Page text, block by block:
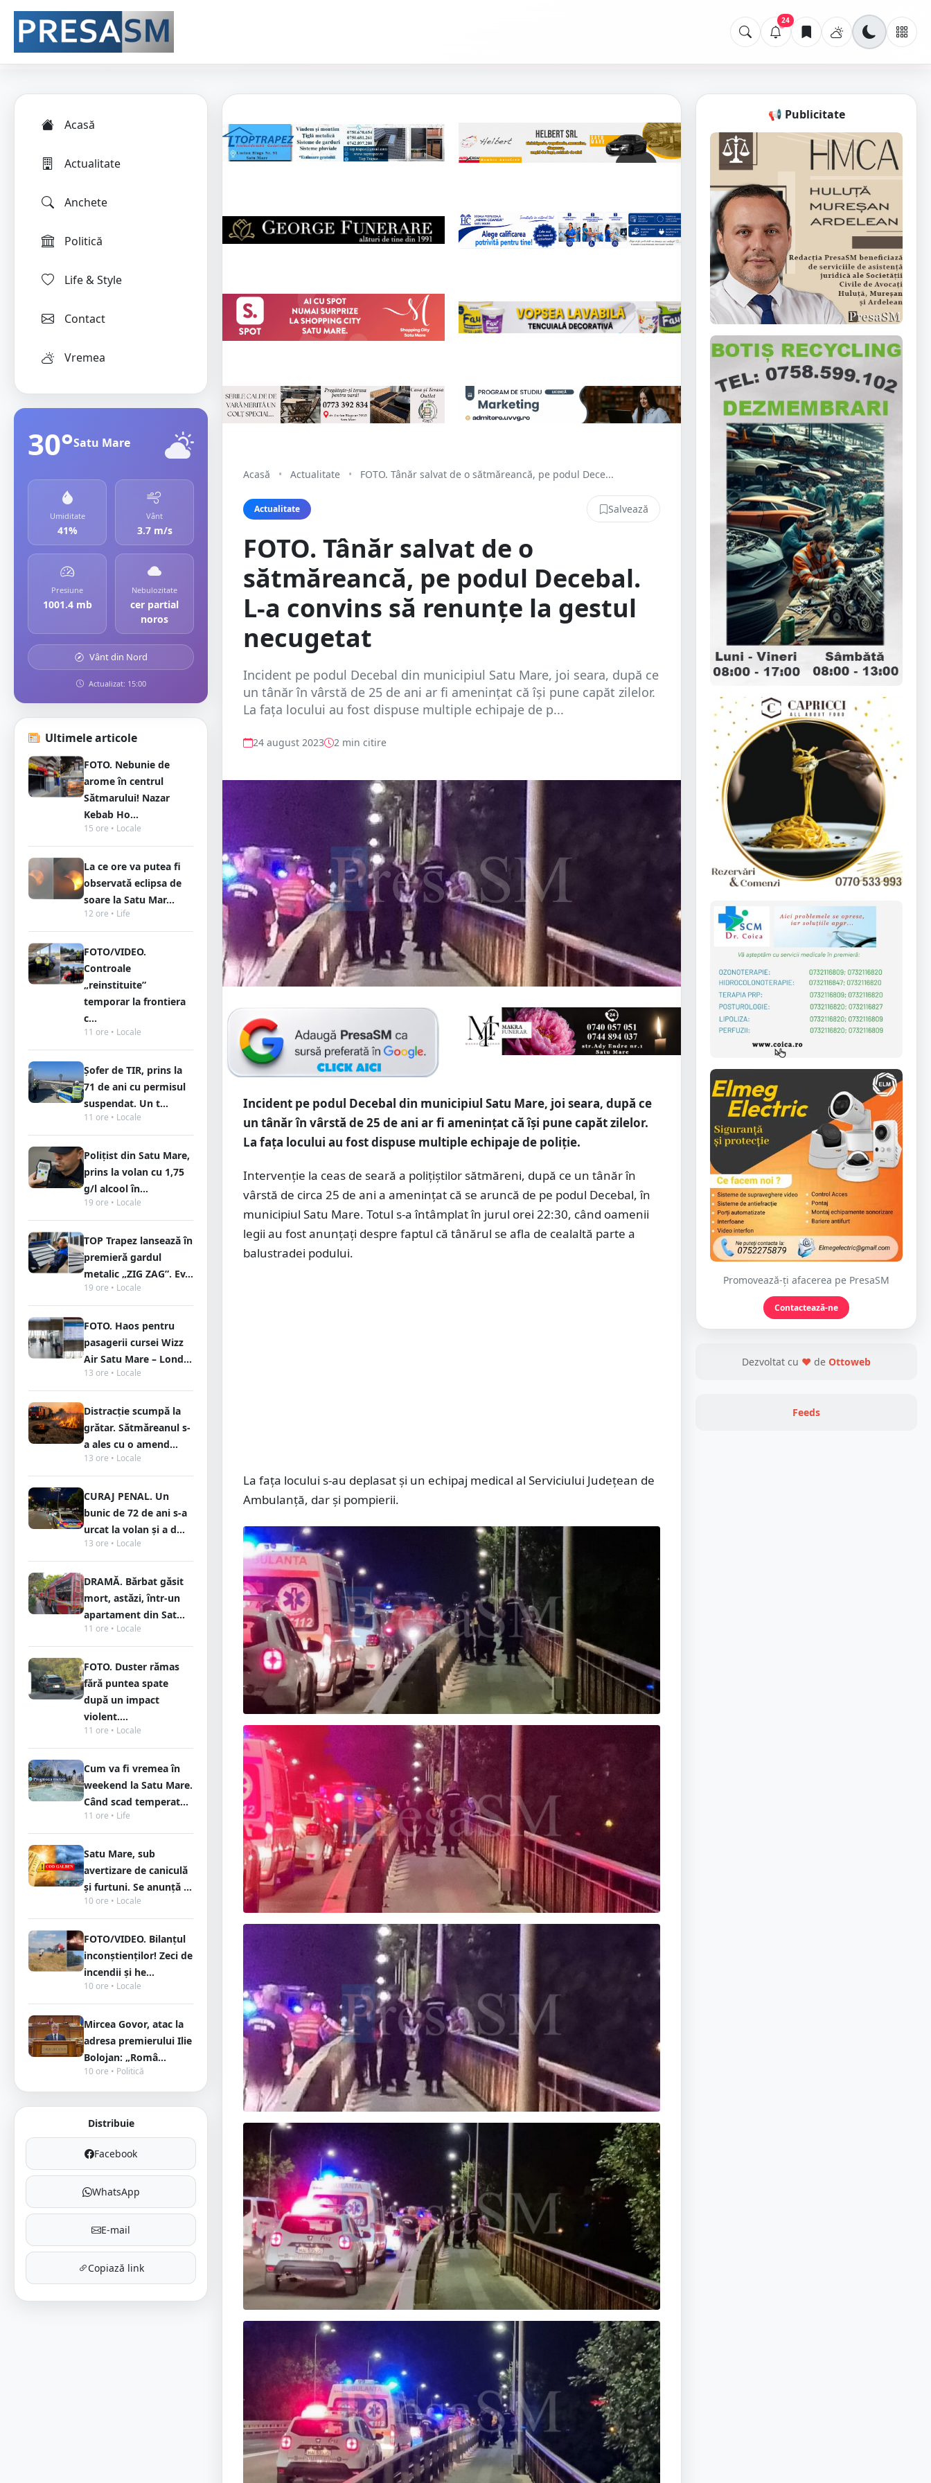
24
Acasă
Actualitate
Anchete
Politică
Life & Style
Contact
Vremea
30°Satu Mare
Umiditate
41%
Vânt
3.7 m/s
Presiune
1001.4 mb
Nebulozitate
cer partial
noros
Vânt din Nord
Actualizat: 15:00
Ultimele articole
FOTO. Nebunie de
arome în centrul
Sătmarului! Nazar
Kebab Ho...
15 ore • Locale
La ce ore va putea fi
observată eclipsa de
soare la Satu Mar...
12 ore • Life
FOTO/VIDEO.
Controale
„reinstituite”
temporar la frontiera
c...
11 ore • Locale
Șofer de TIR, prins la
71 de ani cu permisul
suspendat. Un t...
11 ore • Locale
Polițist din Satu Mare,
prins la volan cu 1,75
g/l alcool în...
19 ore • Locale
TOP Trapez lansează în
premieră gardul
metalic „ZIG ZAG”. Ev...
19 ore • Locale
FOTO. Haos pentru
pasagerii cursei Wizz
Air Satu Mare – Lond...
13 ore • Locale
Distracție scumpă la
grătar. Sătmăreanul s-
a ales cu o amend...
13 ore • Locale
CURAJ PENAL. Un
bunic de 72 de ani s-a
urcat la volan și a d...
13 ore • Locale
DRAMĂ. Bărbat găsit
mort, astăzi, într-un
apartament din Sat...
11 ore • Locale
FOTO. Duster rămas
fără puntea spate
după un impact
violent....
11 ore • Locale
Cum va fi vremea în
weekend la Satu Mare.
Când scad temperat...
11 ore • Life
Satu Mare, sub
avertizare de caniculă
și furtuni. Se anunță ...
10 ore • Locale
FOTO/VIDEO. Bilanțul
inconștienților! Zeci de
incendii și he...
10 ore • Locale
Mircea Govor, atac la
adresa premierului Ilie
Bolojan: „Româ...
10 ore • Politică
Distribuie
Facebook
WhatsApp
E-mail
Copiază link
Acasă • Actualitate • FOTO. Tânăr salvat de o sătmăreancă, pe podul Dece...
Actualitate Salvează
FOTO. Tânăr salvat de o
sătmăreancă, pe podul Decebal.
L-a convins să renunțe la gestul
necugetat
Incident pe podul Decebal din municipiul Satu Mare, joi seara, după ce
un tânăr în vârstă de 25 de ani ar fi amenințat că își pune capăt zilelor.
La fața locului au fost dispuse multiple echipaje de p...
24 august 2023 2 min citire
Incident pe podul Decebal din municipiul Satu Mare, joi seara, după ce
un tânăr în vârstă de 25 de ani ar fi amenințat că își pune capăt zilelor.
La fața locului au fost dispuse multiple echipaje de poliție.
Intervenție la ceas de seară a polițiștilor sătmăreni, după ce un tânăr în
vârstă de circa 25 de ani a amenințat că se aruncă de pe podul Decebal, în
municipiul Satu Mare. Totul s-a întâmplat în jurul orei 22:30, când oamenii
legii au fost anunțați despre faptul că tânărul se afla de cealaltă parte a
balustradei podului.
La fața locului s-au deplasat și un echipaj medical al Serviciului Județean de
Ambulanță, dar și pompierii.
📢 Publicitate
Promovează-ți afacerea pe PresaSM
Contactează-ne
Dezvoltat cu ❤ de Ottoweb
Feeds